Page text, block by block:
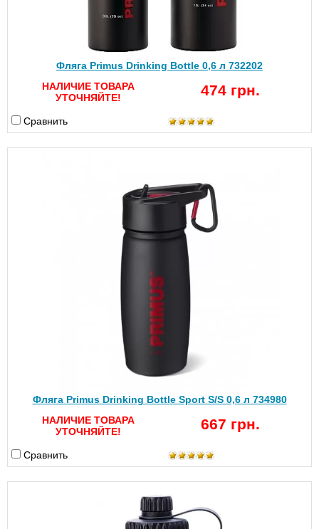
Фляга Primus Drinking Bottle 0,6 л 732202
НАЛИЧИЕ ТОВАРА
УТОЧНЯЙТЕ!
474 грн.
Сравнить
Фляга Primus Drinking Bottle Sport S/S 0,6 л 734980
НАЛИЧИЕ ТОВАРА
УТОЧНЯЙТЕ!
667 грн.
Сравнить